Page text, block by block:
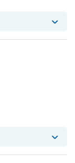
Z. 的评论作出回复
G. 的评论作出回复